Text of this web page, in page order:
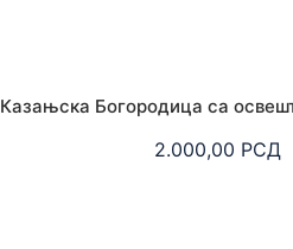
Казањска Богородица са
2.000,00 РСД